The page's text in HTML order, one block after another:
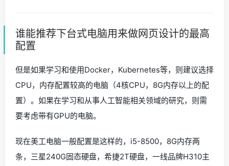
谁能推荐下台式电脑用来做网页设计的最高
配置
但是如果学习和使用Docker，Kubernetes等，则建议选择
CPU，内存配置较高的电脑（4核CPU，8G内存以上的配
置）。如果在学习和从事人工智能相关领域的研究，则需
要考虑带有GPU的电脑。
现在美工电脑一般配置是这样的，i5-8500，8G内存两
条，三星240G固态硬盘，希捷2T硬盘，一线品牌H310主